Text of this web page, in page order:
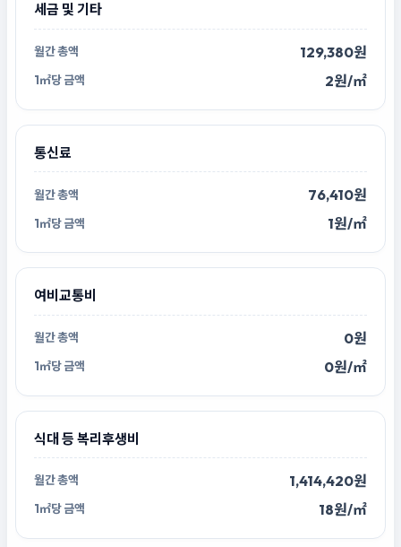
세금 및 기타
129,380원
2원/㎡
통신료
76,410원
1원/㎡
여비교통비
0원
0원/㎡
식대 등 복리후생비
1,414,420원
18원/㎡